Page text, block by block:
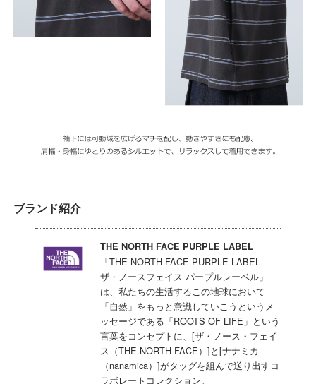
ブランド紹介
THE NORTH FACE PURPLE LABEL
「THE NORTH FACE PURPLE LABEL
ザ・ノースフェイス パープルレーベル」
は、私たちの生活するこの地球において
「自然」をもっと意識していこうというメ
ッセージである「ROOTS OF LIFE」という
言葉をコンセプトに、[ザ・ノース・フェイ
ス（THE NORTH FACE）]と[ナナミカ
（nanamica）]がタッグを組んで送り出すコ
ラボレートコレクション。